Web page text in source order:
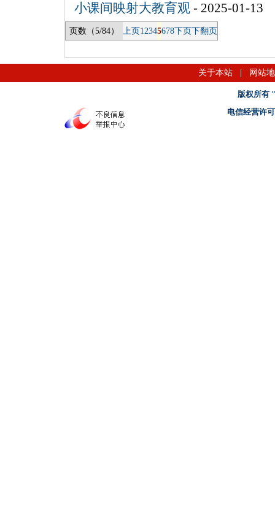
小课间映射大教育观- 2025-01-13
页数（5/84） 上页12345678下页下翻页
关于本站 网站
版权所有
电信经营许